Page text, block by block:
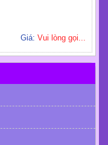
Giá: Vui lòng gọi...